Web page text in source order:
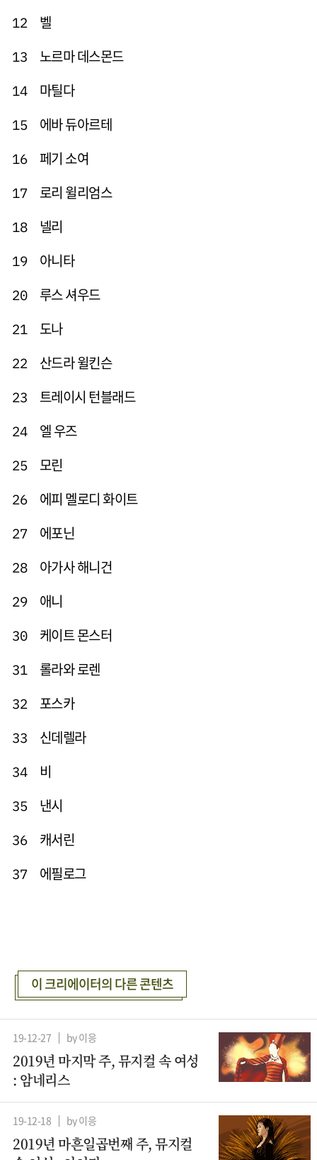
12 벨
13 노르마 데스몬드
14 마틸다
15 에바 듀아르테
16 페기 소여
17 로리 윌리엄스
18 넬리
19 아니타
20 루스 셔우드
21 도나
22 산드라 윌킨슨
23 트레이시 턴블래드
24 엘 우즈
25 모린
26 에피 멜로디 화이트
27 에포닌
28 아가사 해니건
29 애니
30 케이트 몬스터
31 롤라와 로렌
32 포스카
33 신데렐라
34 비
35 낸시
36 캐서린
37 에필로그
이 크리에이터의 다른 콘텐츠
19-12-27 by 이응
2019년 마지막 주, 뮤지컬 속 여성
: 암네리스
19-12-18 by 이응
2019년 마흔일곱번째 주, 뮤지컬